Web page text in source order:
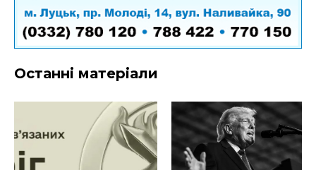
Останні матеріали